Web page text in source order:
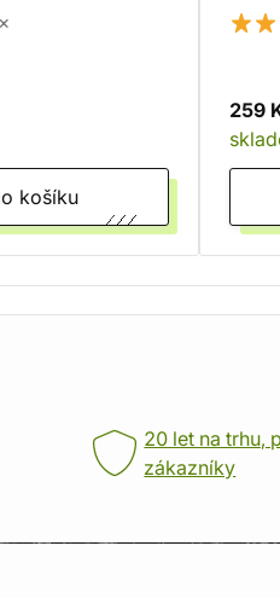
košíku
259
20 let na trhu,
zákazníky